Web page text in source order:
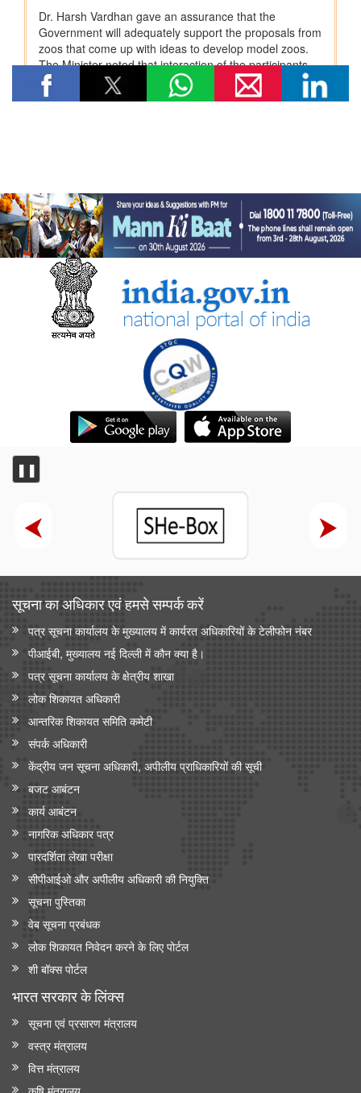
❚❚
सूचना का अधिकार एवं हमसे सम्‍पर्क करें
पत्र सूचना कार्यालय के मुख्यालय में कार्यरत अधिकारियों के टेलीफोन नंबर
पीआईबी, मुख्यालय नई दिल्ली में कौन क्या है।
पत्र सूचना कार्यालय के क्षेत्रीय शाखा
लोक शिकायत अधिकारी
आन्‍तरिक शिकायत समिति कमेटी
संपर्क अधिकारी
केंद्रीय जन सूचना अधिकारी, अपीलीय प्राधिकारियों की सूची
बजट आबंटन
कार्य आबंटन
नागरिक अधिकार पत्र
पारदर्शिता लेखा परीक्षा
सीपीआईओ और अपी‍लीय अधिकारी की नियुक्ति
सूचना पुस्तिका
वेब सूचना प्रबंधक
लोक शिकायत निवेदन करने के लिए पोर्टल
शी बॉक्स पोर्टल
भारत सरकार के लिंक्‍स
सूचना एवं प्रसारण मंत्रालय
वस्त्र मंत्रालय
वित्त मंत्रालय